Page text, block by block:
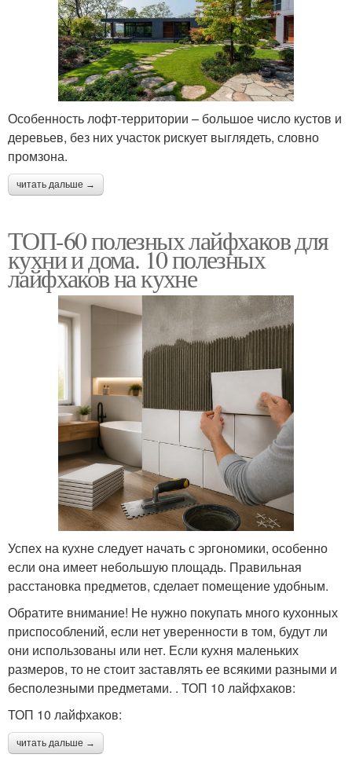
Особенность лофт-территории – большое число кустов и
деревьев, без них участок рискует выглядеть, словно
промзона.
читать дальше →
ТОП-60 полезных лайфхаков для
кухни и дома. 10 полезных
лайфхаков на кухне
Успех на кухне следует начать с эргономики, особенно
если она имеет небольшую площадь. Правильная
расстановка предметов, сделает помещение удобным.
Обратите внимание! Не нужно покупать много кухонных
приспособлений, если нет уверенности в том, будут ли
они использованы или нет. Если кухня маленьких
размеров, то не стоит заставлять ее всякими разными и
бесполезными предметами. . ТОП 10 лайфхаков:
ТОП 10 лайфхаков:
читать дальше →